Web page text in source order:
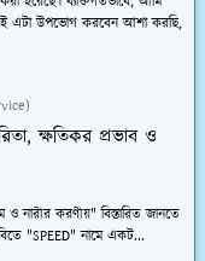
এটা উপভোগ করবেন আশা করছি,
ক্ষতিকর প্রভাব ও
নারীর করণীয়" বিস্তারিত জানতে
"SPEED" নামে একট...